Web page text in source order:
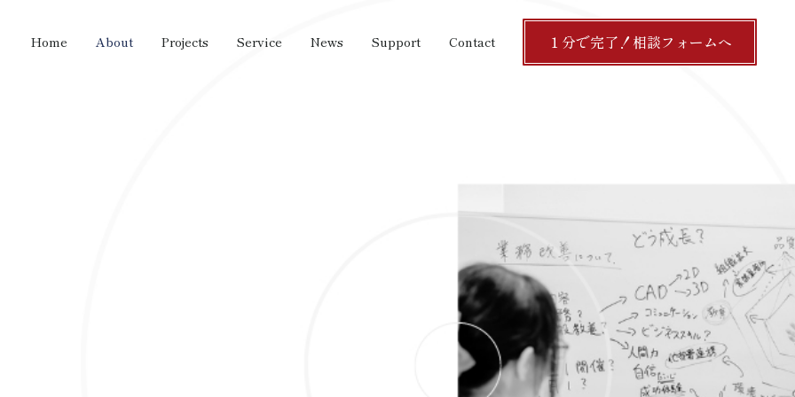
Home About Projects Service News Support Contact １分で完了！相談フォームへ
１分で完了！相談フォームへ